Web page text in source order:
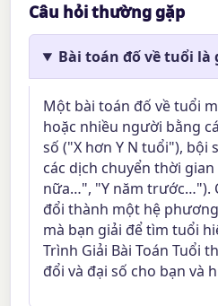
Câu hỏi thường gặp
Bài toán đố về tuổi là
Một bài toán đố về tuổi
hoặc nhiều người bằng
số ("X hơn Y N tuổi"), bội
các dịch chuyển thời
nữa…", "Y năm trước…").
đổi thành một hệ
mà bạn giải để tìm tuổi
Trình Giải Bài Toán Tuổi
đổi và đại số cho bạn và